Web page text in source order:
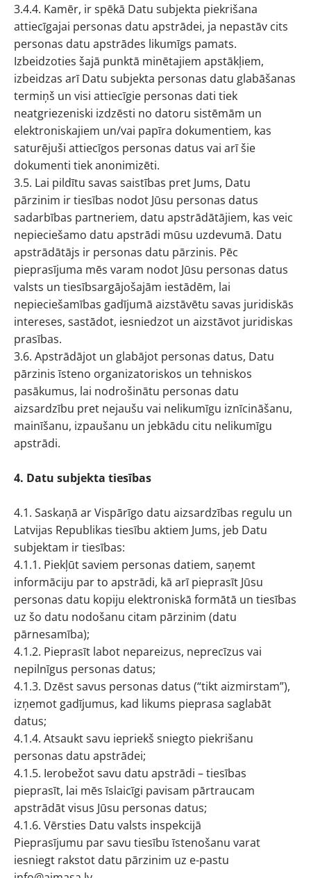
3.4.4. Kamēr, ir spēkā Datu subjekta piekrišana
attiecīgajai personas datu apstrādei, ja nepastāv cits
personas datu apstrādes likumīgs pamats.
Izbeidzoties šajā punktā minētajiem apstākļiem,
izbeidzas arī Datu subjekta personas datu glabāšanas
termiņš un visi attiecīgie personas dati tiek
neatgriezeniski izdzēsti no datoru sistēmām un
elektroniskajiem un/vai papīra dokumentiem, kas
saturējuši attiecīgos personas datus vai arī šie
dokumenti tiek anonimizēti.
3.5. Lai pildītu savas saistības pret Jums, Datu
pārzinim ir tiesības nodot Jūsu personas datus
sadarbības partneriem, datu apstrādātājiem, kas veic
nepieciešamo datu apstrādi mūsu uzdevumā. Datu
apstrādātājs ir personas datu pārzinis. Pēc
pieprasījuma mēs varam nodot Jūsu personas datus
valsts un tiesībsargājošajām iestādēm, lai
nepieciešamības gadījumā aizstāvētu savas juridiskās
intereses, sastādot, iesniedzot un aizstāvot juridiskas
prasības.
3.6. Apstrādājot un glabājot personas datus, Datu
pārzinis īsteno organizatoriskos un tehniskos
pasākumus, lai nodrošinātu personas datu
aizsardzību pret nejaušu vai nelikumīgu iznīcināšanu,
mainīšanu, izpaušanu un jebkādu citu nelikumīgu
apstrādi.
4. Datu subjekta tiesības
4.1. Saskaņā ar Vispārīgo datu aizsardzības regulu un
Latvijas Republikas tiesību aktiem Jums, jeb Datu
subjektam ir tiesības:
4.1.1. Piekļūt saviem personas datiem, saņemt
informāciju par to apstrādi, kā arī pieprasīt Jūsu
personas datu kopiju elektroniskā formātā un tiesības
uz šo datu nodošanu citam pārzinim (datu
pārnesamība);
4.1.2. Pieprasīt labot nepareizus, neprecīzus vai
nepilnīgus personas datus;
4.1.3. Dzēst savus personas datus (“tikt aizmirstam”),
izņemot gadījumus, kad likums pieprasa saglabāt
datus;
4.1.4. Atsaukt savu iepriekš sniegto piekrišanu
personas datu apstrādei;
4.1.5. Ierobežot savu datu apstrādi – tiesības
pieprasīt, lai mēs īslaicīgi pavisam pārtraucam
apstrādāt visus Jūsu personas datus;
4.1.6. Vērsties Datu valsts inspekcijā
Pieprasījumu par savu tiesību īstenošanu varat
iesniegt rakstot datu pārzinim uz e-pastu